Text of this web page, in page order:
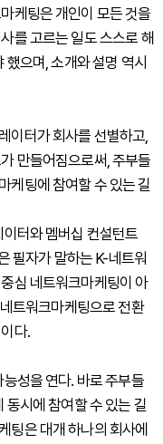
케팅은 개인이 모든 것을
를 고르는 일도 스스로 해
으며, 소개와 설명 역시
이터가 회사를 선별하고,
만들어짐으로써, 주부들
케팅에 참여할 수 있는 길
터와 멤버십 컨설턴트
필자가 말하는 K-네트워
심 네트워크마케팅이 아
트워크마케팅으로 전환
다.
성을 연다. 바로 주부들
동시에 참여할 수 있는 길
팅은 대개 하나의 회사에